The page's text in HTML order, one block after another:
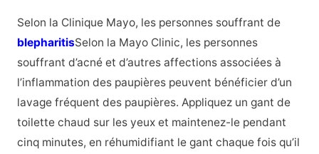
Selon la Clinique Mayo, les personnes souffrant de
blepharitisSelon la Mayo Clinic, les personnes
souffrant d’acné et d’autres affections associées à
l’inflammation des paupières peuvent bénéficier d’un
lavage fréquent des paupières. Appliquez un gant de
toilette chaud sur les yeux et maintenez-le pendant
cinq minutes, en réhumidifiant le gant chaque fois qu’il